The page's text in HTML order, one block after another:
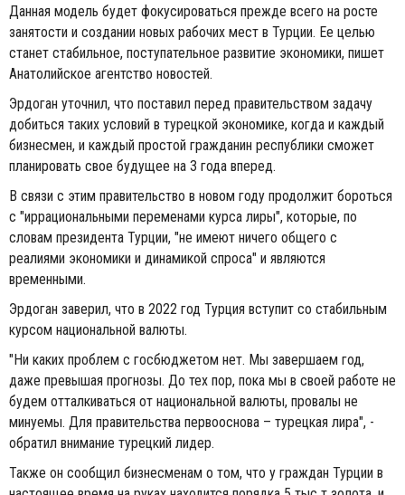
Данная модель будет фокусироваться прежде всего на росте
занятости и создании новых рабочих мест в Турции. Ее целью
станет стабильное, поступательное развитие экономики, пишет
Анатолийское агентство новостей.
Эрдоган уточнил, что поставил перед правительством задачу
добиться таких условий в турецкой экономике, когда и каждый
бизнесмен, и каждый простой гражданин республики сможет
планировать свое будущее на 3 года вперед.
В связи с этим правительство в новом году продолжит бороться
с "иррациональными переменами курса лиры", которые, по
словам президента Турции, "не имеют ничего общего с
реалиями экономики и динамикой спроса" и являются
временными.
Эрдоган заверил, что в 2022 год Турция вступит со стабильным
курсом национальной валюты.
"Ни каких проблем с госбюджетом нет. Мы завершаем год,
даже превышая прогнозы. До тех пор, пока мы в своей работе не
будем отталкиваться от национальной валюты, провалы не
минуемы. Для правительства первооснова – турецкая лира", -
обратил внимание турецкий лидер.
Также он сообщил бизнесменам о том, что у граждан Турции в